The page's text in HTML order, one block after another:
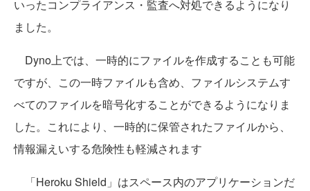
いったコンプライアンス・監査へ対処できるようになり
ました。
Dyno上では、一時的にファイルを作成することも可能
ですが、この一時ファイルも含め、ファイルシステムす
べてのファイルを暗号化することができるようになりま
した。これにより、一時的に保管されたファイルから、
情報漏えいする危険性も軽減されます
「Heroku Shield」はスペース内のアプリケーションだ